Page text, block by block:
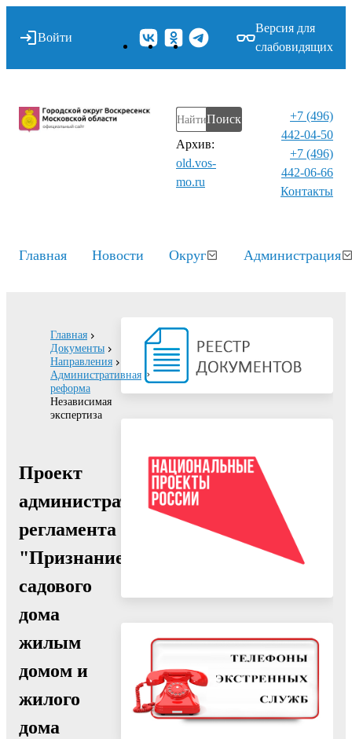
Войти
Версия для
слабовидящих
Поиск
Архив:
old.vos-
mo.ru
+7 (496)
442-04-50
+7 (496)
442-06-66
Контакты⁠
Главная Новости Округ Администрация
Главная
Документы
Направления
Административная
реформа
Независимая
экспертиза
Проект
административного
регламента
"Признание
садового
дома
жилым
домом и
жилого
дома